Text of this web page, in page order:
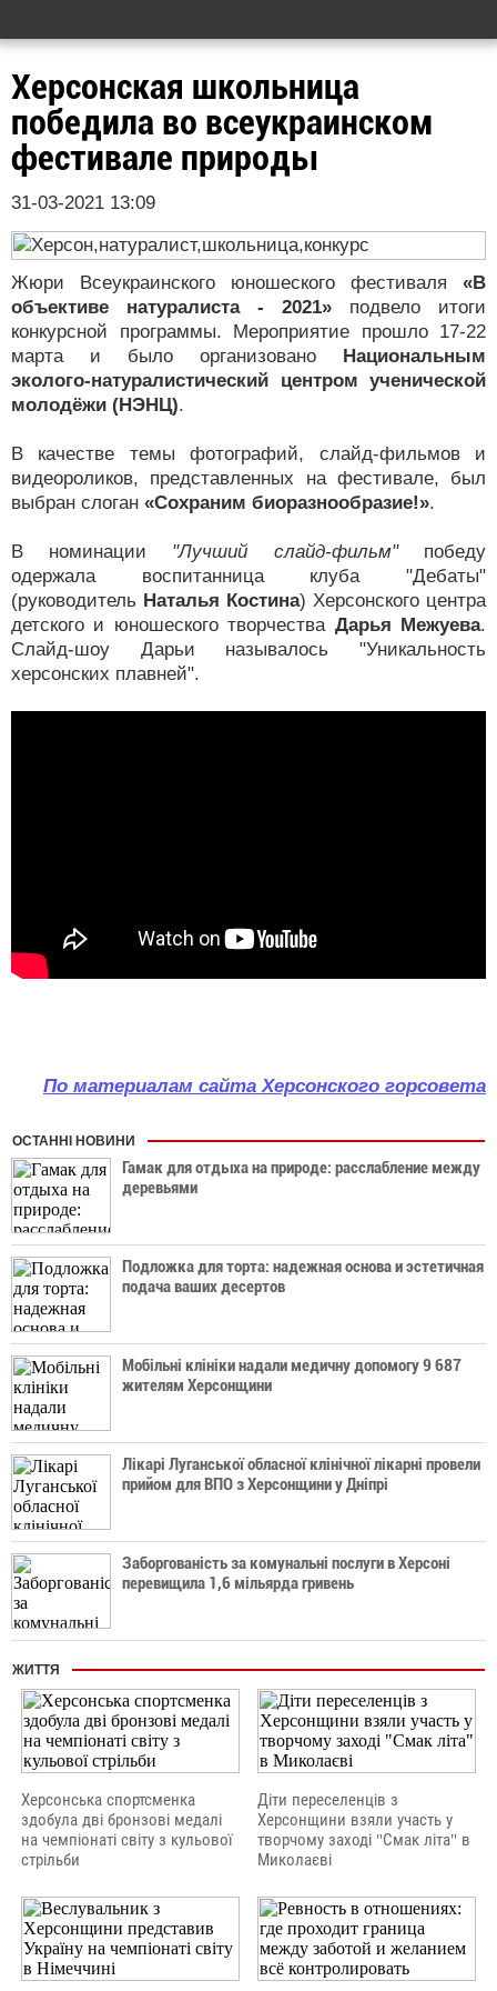
Херсонская школьница
победила во всеукраинском
фестивале природы
31-03-2021 13:09
Жюри Всеукраинского юношеского фестиваля «В
объективе натуралиста - 2021» подвело итоги
конкурсной программы. Мероприятие прошло 17-22
марта и было организовано Национальным
эколого-натуралистический центром ученической
молодёжи (НЭНЦ).
В качестве темы фотографий, слайд-фильмов и
видеороликов, представленных на фестивале, был
выбран слоган «Сохраним биоразнообразие!».
В номинации "Лучший слайд-фильм" победу
одержала воспитанница клуба "Дебаты"
(руководитель Наталья Костина) Херсонского центра
детского и юношеского творчестваДарья Межуева.
Слайд-шоу Дарьи называлось "Уникальность
херсонских плавней".
По материалам сайта Херсонского горсовета
ОСТАННІ НОВИНИ
Гамак для отдыха на природе: расслабление между
деревьями
Подложка для торта: надежная основа и эстетичная
подача ваших десертов
Мобільні клініки надали медичну допомогу 9 687
жителям Херсонщини
Лікарі Луганської обласної клінічної лікарні провели
прийом для ВПО з Херсонщини у Дніпрі
Заборгованість за комунальні послуги в Херсоні
перевищила 1,6 мільярда гривень
ЖИТТЯ
Херсонська спортсменка
здобула дві бронзові медалі
на чемпіонаті світу з кульової
стрільби
Діти переселенців з
Херсонщини взяли участь у
творчому заході "Смак літа" в
Миколаєві